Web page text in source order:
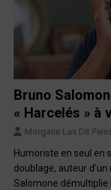
Bruno
« Harcelés » à
Morgane Las Dit
Humoriste en seul en
doublage, auteur
Salomone démultiplie